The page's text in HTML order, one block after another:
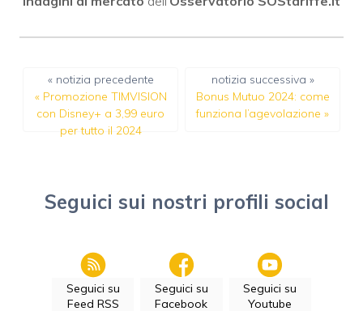
« notizia precedente
« Promozione TIMVISION
con Disney+ a 3,99 euro
per tutto il 2024
notizia successiva »
Bonus Mutuo 2024: come
funziona l’agevolazione »
Seguici sui nostri profili social
Seguici su
Feed RSS
Seguici su
Facebook
Seguici su
Youtube